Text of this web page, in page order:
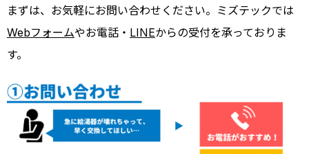
まずは、お気軽にお問い合わせください。ミズテックでは
Webフォームやお電話・ LINEからの受付を承っておりま
す。